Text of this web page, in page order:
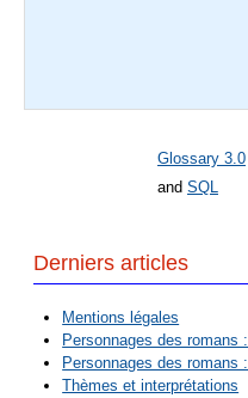
Glossary 3.0
and SQL
Derniers articles
Mentions légales
Personnages des romans
Personnages des romans
Thèmes et interprétations